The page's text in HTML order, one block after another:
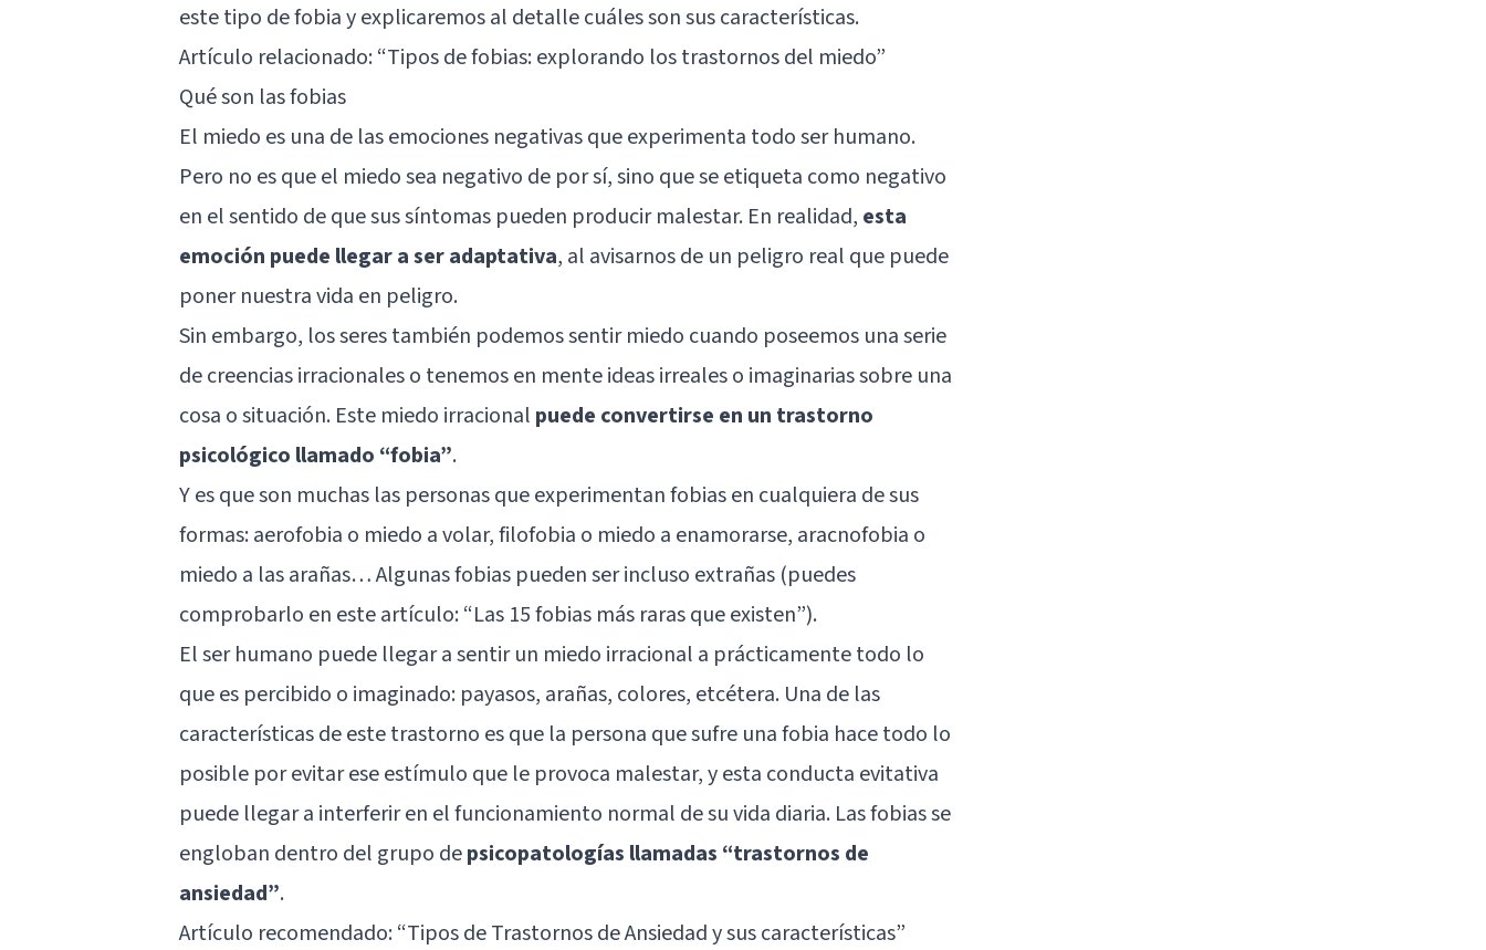
este tipo de fobia y explicaremos al detalle cuáles son sus características.
Artículo relacionado: “Tipos de fobias: explorando los trastornos del miedo”
Qué son las fobias
El miedo es una de las emociones negativas que experimenta todo ser humano.
Pero no es que el miedo sea negativo de por sí, sino que se etiqueta como negativo
en el sentido de que sus síntomas pueden producir malestar. En realidad, esta
emoción puede llegar a ser adaptativa, al avisarnos de un peligro real que puede
poner nuestra vida en peligro.
Sin embargo, los seres también podemos sentir miedo cuando poseemos una serie
de creencias irracionales o tenemos en mente ideas irreales o imaginarias sobre una
cosa o situación. Este miedo irracional puede convertirse en un trastorno
psicológico llamado “fobia”.
Y es que son muchas las personas que experimentan fobias en cualquiera de sus
formas: aerofobia o miedo a volar, filofobia o miedo a enamorarse, aracnofobia o
miedo a las arañas… Algunas fobias pueden ser incluso extrañas (puedes
comprobarlo en este artículo: “Las 15 fobias más raras que existen”).
El ser humano puede llegar a sentir un miedo irracional a prácticamente todo lo
que es percibido o imaginado: payasos, arañas, colores, etcétera. Una de las
características de este trastorno es que la persona que sufre una fobia hace todo lo
posible por evitar ese estímulo que le provoca malestar, y esta conducta evitativa
puede llegar a interferir en el funcionamiento normal de su vida diaria. Las fobias se
engloban dentro del grupo depsicopatologías llamadas “trastornos de
ansiedad”.
Artículo recomendado: “Tipos de Trastornos de Ansiedad y sus características”